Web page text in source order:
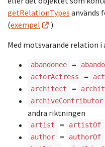
getRelationTypes används
(exempel
).
Med motsvarande relation
abandonee =
actorActress =
architect =
archiveContributor
andra riktningen
artist = artistOf
author = authorOf